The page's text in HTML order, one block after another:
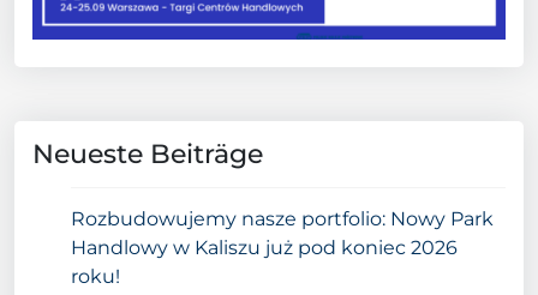
Neueste Beiträge
Rozbudowujemy nasze portfolio: Nowy Park
Handlowy w Kaliszu już pod koniec 2026
roku!